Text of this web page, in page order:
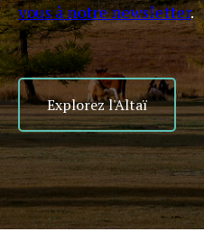
vous à notre newsletter.
Explorez l'Altaï